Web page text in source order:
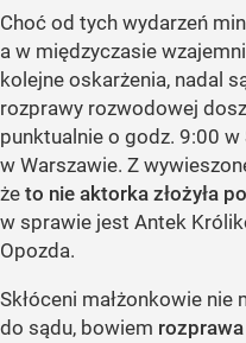
Choć od tych wydarzeń
a w międzyczasie
kolejne oskarżenia, nadal
rozprawy rozwodowej
punktualnie o godz. 9:00
w Warszawie. Z
że to nie aktorka złożyła
w sprawie jest Antek
Opozda.
Skłóceni małżonkowie
do sądu, bowiem